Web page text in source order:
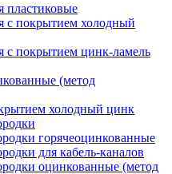
пластиковые
с покрытием холодный
с покрытием цинк-ламель
(метод
холодный цинк
горячеоцинкованные
для кабель-каналов
оцинкованные (метод